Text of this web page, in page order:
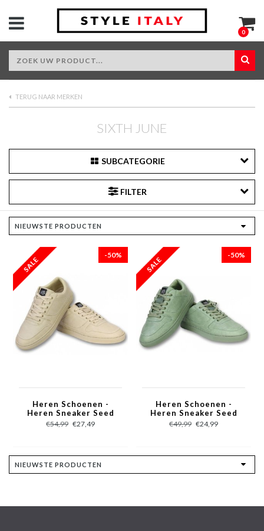
0
TERUG NAAR MERKEN
SIXTH JUNE
SUBCATEGORIE
FILTER
-50%
Heren Schoenen -
Heren Sneaker Seed
Essential - Beige
€54,99 €27,49
-50%
Heren Schoenen -
Heren Sneaker Seed
Essential - Olijfgroen
€49,99 €24,99